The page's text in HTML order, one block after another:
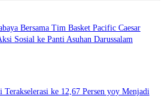
Bersama Tim Basket Pacific Caesar
Sosial ke Panti Asuhan Darussalam
Terakselerasi ke 12,67 Persen yoy Menjadi